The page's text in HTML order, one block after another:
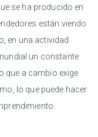
se ha producido en
están viendo
en una actividad
un constante
que a cambio exige
lo que puede hacer